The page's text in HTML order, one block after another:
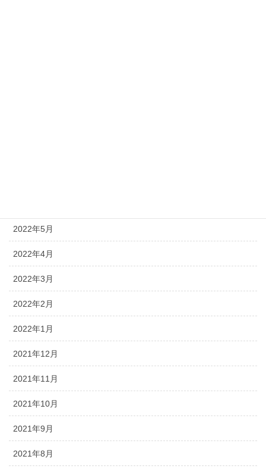
2022年5月
2022年4月
2022年3月
2022年2月
2022年1月
2021年12月
2021年11月
2021年10月
2021年9月
2021年8月